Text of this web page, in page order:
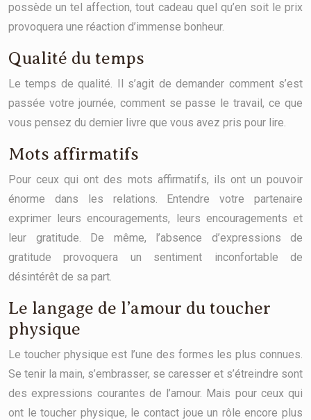
possède un tel affection, tout cadeau quel qu’en soit le prix
provoquera une réaction d’immense bonheur.
Qualité du temps
Le temps de qualité. Il s’agit de demander comment s’est
passée votre journée, comment se passe le travail, ce que
vous pensez du dernier livre que vous avez pris pour lire.
Mots affirmatifs
Pour ceux qui ont des mots affirmatifs, ils ont un pouvoir
énorme dans les relations. Entendre votre partenaire
exprimer leurs encouragements, leurs encouragements et
leur gratitude. De même, l’absence d’expressions de
gratitude provoquera un sentiment inconfortable de
désintérêt de sa part.
Le langage de l’amour du toucher
physique
Le toucher physique est l’une des formes les plus connues.
Se tenir la main, s’embrasser, se caresser et s’étreindre sont
des expressions courantes de l’amour. Mais pour ceux qui
ont le toucher physique, le contact joue un rôle encore plus